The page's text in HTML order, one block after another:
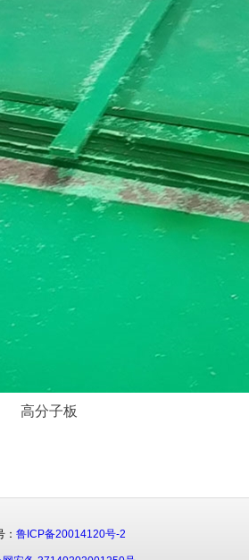
高分子板
： 鲁ICP备20014120号-2